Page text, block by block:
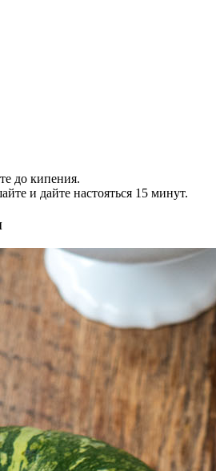
до кипения.
и дайте настояться 15 минут.